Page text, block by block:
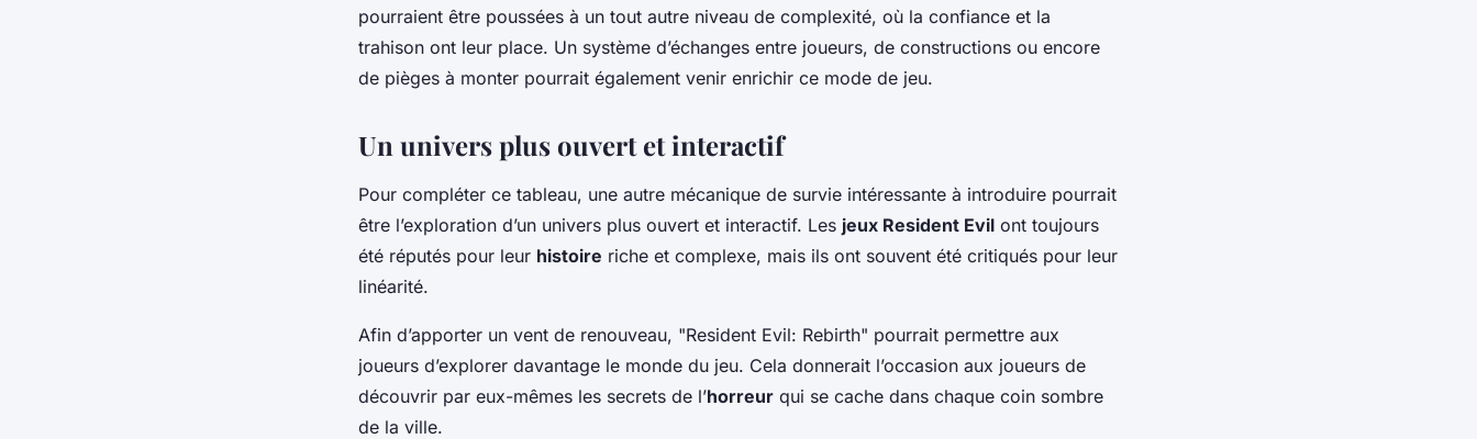
pourraient être poussées à un tout autre niveau de complexité, où la confiance et la
trahison ont leur place. Un système d’échanges entre joueurs, de constructions ou encore
de pièges à monter pourrait également venir enrichir ce mode de jeu.
Un univers plus ouvert et interactif
Pour compléter ce tableau, une autre mécanique de survie intéressante à introduire pourrait
être l’exploration d’un univers plus ouvert et interactif. Les jeux Resident Evil ont toujours
été réputés pour leur histoire riche et complexe, mais ils ont souvent été critiqués pour leur
linéarité.
Afin d’apporter un vent de renouveau, "Resident Evil: Rebirth" pourrait permettre aux
joueurs d’explorer davantage le monde du jeu. Cela donnerait l’occasion aux joueurs de
découvrir par eux-mêmes les secrets de l’horreur qui se cache dans chaque coin sombre
de la ville.